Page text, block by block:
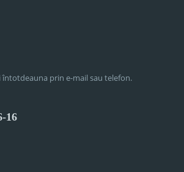
prin e-mail sau telefon.
16